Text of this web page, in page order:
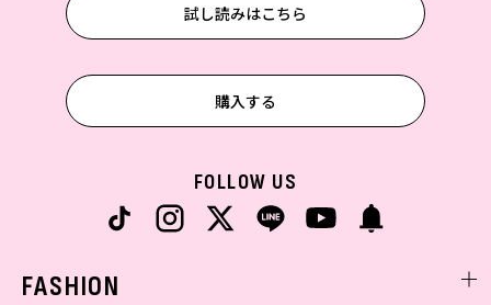
試し読みはこちら
購入する
FOLLOW US
FASHION